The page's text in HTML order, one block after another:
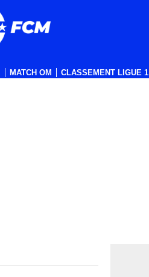
MATCH OM CLASSEMENT LIGUE 1